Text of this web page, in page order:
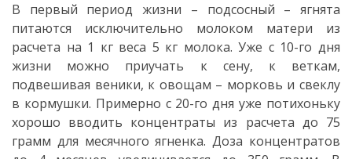
В первый период жизни – подсосный – ягнята
питаются исключительно молоком матери из
расчета на 1 кг веса 5 кг молока. Уже с 10-го дня
жизни можно приучать к сену, к веткам,
подвешивая веники, к овощам – морковь и свеклу
в кормушки. Примерно с 20-го дня уже потихоньку
хорошо вводить концентраты из расчета до 75
грамм для месячного ягненка. Доза концентратов